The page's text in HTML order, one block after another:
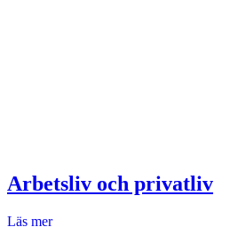
Arbetsliv och privatliv
Läs mer